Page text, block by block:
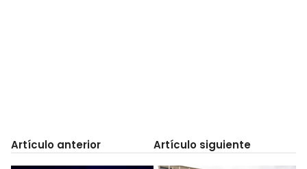
Artículo anterior Artículo siguiente